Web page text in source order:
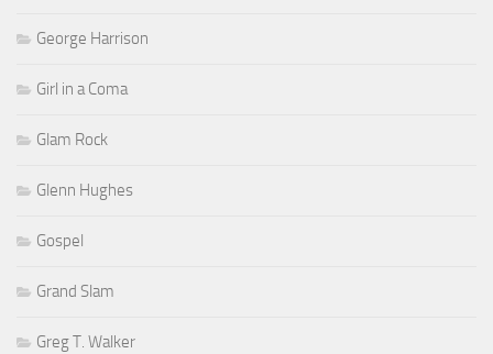
George Harrison
Girl in a Coma
Glam Rock
Glenn Hughes
Gospel
Grand Slam
Greg T. Walker